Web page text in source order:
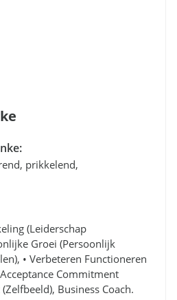
prikkelend,
(leiderschap
Groei (persoonlijk
• Verbeteren Functioneren
Commitment
Business Coach.